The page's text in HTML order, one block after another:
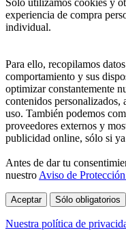
experiencia de compra
individual.
Para ello, recopilamos
comportamiento y sus
optimizar constantemente
contenidos personalizados,
uso. También podemos
proveedores externos y
publicidad online, sólo si
Antes de dar tu
nuestro Aviso de
Aceptar Sólo obligatorios
Nuestra política de